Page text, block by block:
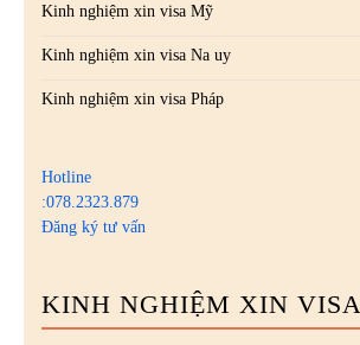
Kinh nghiệm xin visa Mỹ
Kinh nghiệm xin visa Na uy
Kinh nghiệm xin visa Pháp
Hotline
:078.2323.879
Đăng ký tư vấn
KINH NGHIỆM XIN VISA